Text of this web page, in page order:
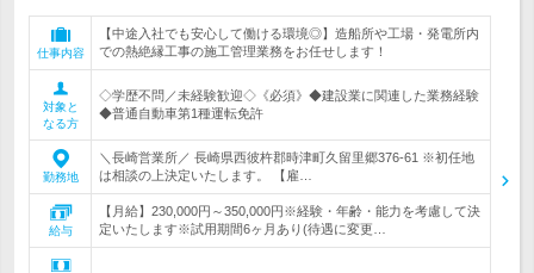
仕事内容
【中途入社でも安心して働ける環境◎】造船所や工場・発電所内
での熱絶縁工事の施工管理業務をお任せします！
対象と
なる方
◇学歴不問／未経験歓迎◇《必須》◆建設業に関連した業務経験
◆普通自動車第1種運転免許
勤務地
＼長崎営業所／ 長崎県西彼杵郡時津町久留里郷376-61 ※初任地
は相談の上決定いたします。 【雇…
給与
【月給】230,000円～350,000円※経験・年齢・能力を考慮して決
定いたします※試用期間6ヶ月あり(待遇に変更…